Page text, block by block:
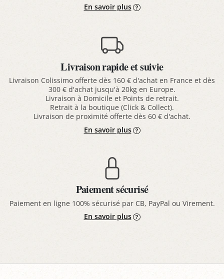
En savoir plus
Livraison rapide et suivie
Livraison Colissimo offerte dès 160 € d'achat en France et dès
300 € d'achat jusqu'à 20kg en Europe.
Livraison à Domicile et Points de retrait.
Retrait à la boutique (Click & Collect).
Livraison de proximité offerte dès 60 € d'achat.
En savoir plus
Paiement sécurisé
Paiement en ligne 100% sécurisé par CB, PayPal ou Virement.
En savoir plus